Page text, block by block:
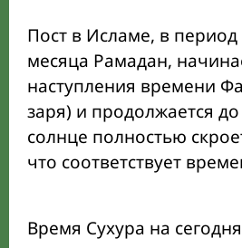
Пост в Исламе, в
месяца Рамадан,
наступления времени
заря) и продолжается
солнце полностью
что соответствует
Время Сухура на сегодня